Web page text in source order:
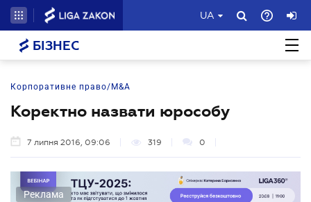
UA
БІЗНЕС
Корпоративне право/M&A
Коректно назвати юрособу
7 липня 2016, 09:06 319 0
Реклама